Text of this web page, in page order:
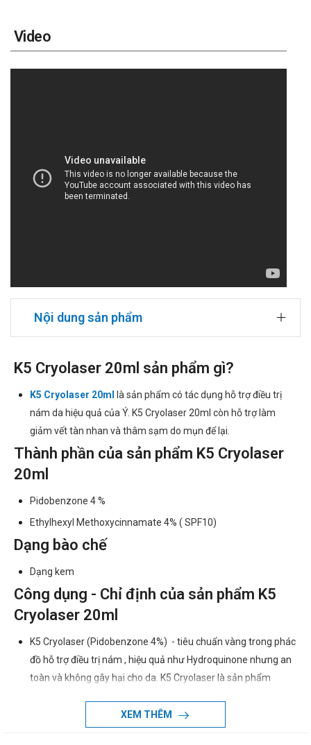
Video
Nội dung sản phẩm
K5 Cryolaser 20ml sản phẩm gì?
K5 Cryolaser 20ml
là sản phẩm có tác dụng hỗ trợ điều trị
nám da hiệu quả của Ý. K5 Cryolaser 20ml còn hỗ trợ làm
giảm vết tàn nhan và thâm sạm do mụn để lại.
Thành phần của sản phẩm K5 Cryolaser
20ml
Pidobenzone 4 %
Ethylhexyl Methoxycinnamate 4% ( SPF10)
Dạng bào chế
Dạng kem
Công dụng - Chỉ định của sản phẩm K5
Cryolaser 20ml
K5 Cryolaser (Pidobenzone 4%) - tiêu chuẩn vàng trong phác
đồ hỗ trợ điều trị nám , hiệu quả như Hydroquinone nhưng an
toàn và không gây hại cho da. K5 Cryolaser là sản phẩm
liệu pháp laser hỗ trợ điều trị nám và cũng dùng để hỗ trợ điều
XEM THÊM